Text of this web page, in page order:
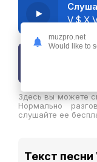
Здесь вы можете
Нормально
слушайте ее
Текст песни
muzpro.net
Would like to